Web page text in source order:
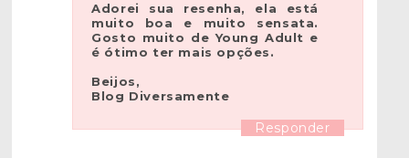
Adorei sua resenha, ela está
muito boa e muito sensata.
Gosto muito de Young Adult e
é ótimo ter mais opções.
Beijos,
Blog Diversamente
Responder